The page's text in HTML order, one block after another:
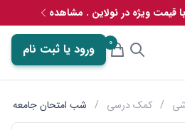
قیمت ویژه در نولاین . مشاهده
0 ورود یا ثبت نام
/ کمک درسی / شب امتحان جامعه